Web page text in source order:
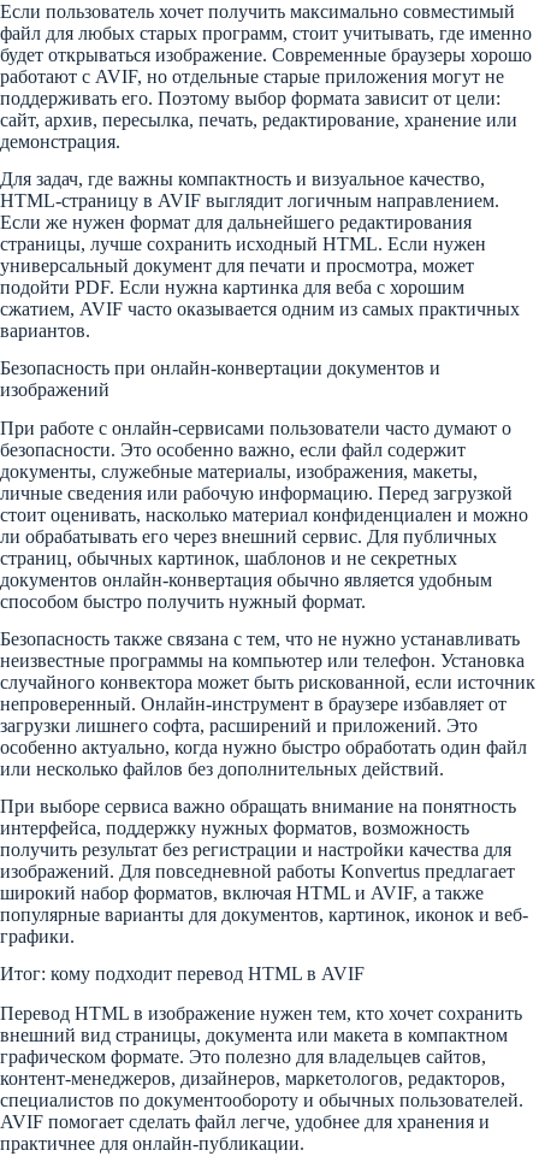
Если пользователь хочет получить максимально совместимый
файл для любых старых программ, стоит учитывать, где именно
будет открываться изображение. Современные браузеры хорошо
работают с AVIF, но отдельные старые приложения могут не
поддерживать его. Поэтому выбор формата зависит от цели:
сайт, архив, пересылка, печать, редактирование, хранение или
демонстрация.
Для задач, где важны компактность и визуальное качество,
HTML-страницу в AVIF выглядит логичным направлением.
Если же нужен формат для дальнейшего редактирования
страницы, лучше сохранить исходный HTML. Если нужен
универсальный документ для печати и просмотра, может
подойти PDF. Если нужна картинка для веба с хорошим
сжатием, AVIF часто оказывается одним из самых практичных
вариантов.
Безопасность при онлайн-конвертации документов и
изображений
При работе с онлайн-сервисами пользователи часто думают о
безопасности. Это особенно важно, если файл содержит
документы, служебные материалы, изображения, макеты,
личные сведения или рабочую информацию. Перед загрузкой
стоит оценивать, насколько материал конфиденциален и можно
ли обрабатывать его через внешний сервис. Для публичных
страниц, обычных картинок, шаблонов и не секретных
документов онлайн-конвертация обычно является удобным
способом быстро получить нужный формат.
Безопасность также связана с тем, что не нужно устанавливать
неизвестные программы на компьютер или телефон. Установка
случайного конвектора может быть рискованной, если источник
непроверенный. Онлайн-инструмент в браузере избавляет от
загрузки лишнего софта, расширений и приложений. Это
особенно актуально, когда нужно быстро обработать один файл
или несколько файлов без дополнительных действий.
При выборе сервиса важно обращать внимание на понятность
интерфейса, поддержку нужных форматов, возможность
получить результат без регистрации и настройки качества для
изображений. Для повседневной работы Konvertus предлагает
широкий набор форматов, включая HTML и AVIF, а также
популярные варианты для документов, картинок, иконок и веб-
графики.
Итог: кому подходит перевод HTML в AVIF
Перевод HTML в изображение нужен тем, кто хочет сохранить
внешний вид страницы, документа или макета в компактном
графическом формате. Это полезно для владельцев сайтов,
контент-менеджеров, дизайнеров, маркетологов, редакторов,
специалистов по документообороту и обычных пользователей.
AVIF помогает сделать файл легче, удобнее для хранения и
практичнее для онлайн-публикации.